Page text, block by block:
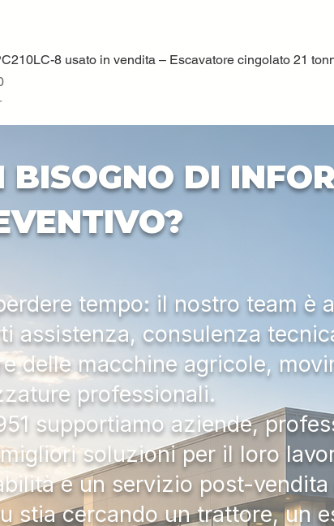
Quick
8 usato in vendita – Escavatore cingolato 21
BISOGNO DI
tempo: il nostro team è
assistenza, consulenza
delle macchine agricole,
professionali.
supportiamo aziende,
soluzioni per il loro
e un servizio post-
stia cercando un trattore, un